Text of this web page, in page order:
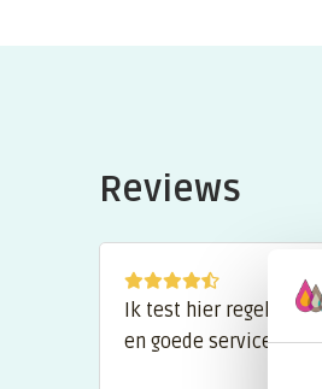
Reviews
Ik test hier
en goede service.